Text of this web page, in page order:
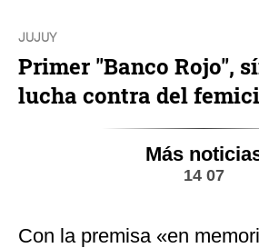
JUJUY
Primer "Banco Rojo",
lucha contra del
Más
14 07
Con la premisa «en